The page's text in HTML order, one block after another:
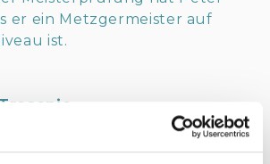
er ein Metzgermeister auf
ist.
vous trouverez